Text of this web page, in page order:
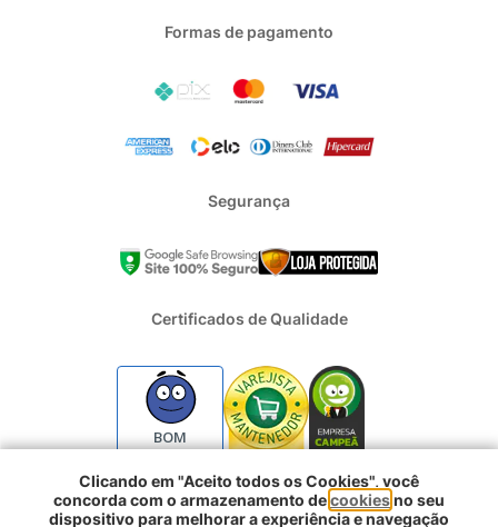
Formas de pagamento
Segurança
Certificados de Qualidade
BOM
2024 - Todos os direitos reservados | REFRIGERACAO DUFRIO
Clicando em "Aceito todos os Cookies", você
concorda com o armazenamento decookiesno seu
dispositivo para melhorar a experiência e navegação